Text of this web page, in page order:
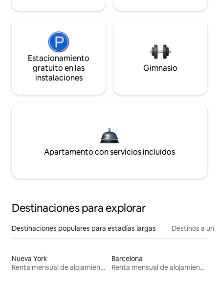
Estacionamiento
gratuito en las
instalaciones
Gimnasio
Apartamento con servicios incluidos
Destinaciones para explorar
Destinaciones populares para estadías largas Destinos a un
Nueva York
Renta mensual de alojamientos
Barcelona
Renta mensual de alojamientos